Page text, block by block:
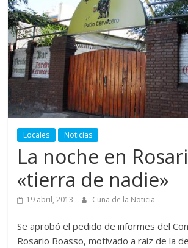
Locales Noticias
La noche en
«tierra de nadie»
19 abril, 2013 Cuna de la Noticia
Se aprobó el pedido de informes del
Rosario Boasso, motivado a raíz de la